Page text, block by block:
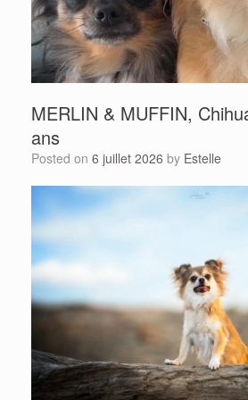
MERLIN & MUFFIN,
ans
Posted on 6 juillet 2026 by Estelle